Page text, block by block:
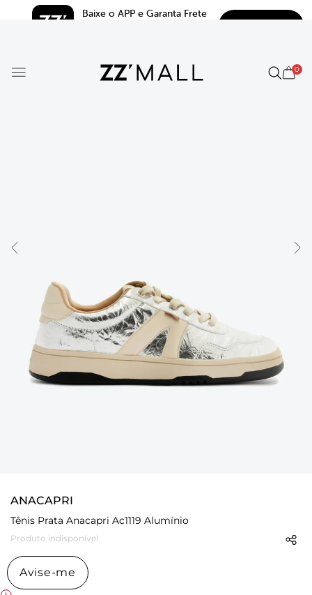
Baixe o APP e Garanta Frete
0
ANACAPRI
Tênis Prata Anacapri Ac1119 Alumínio
Produto indisponível
Avise-me